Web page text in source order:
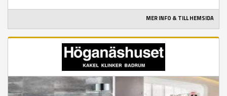
MER INFO & TILL HEMSIDA